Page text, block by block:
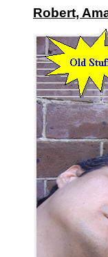
Robert,